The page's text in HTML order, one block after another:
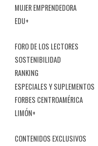
MUJER EMPRENDEDORA
EDU+
FORO DE LOS LECTORES
SOSTENIBILIDAD
RANKING
ESPECIALES Y SUPLEMENTOS
FORBES CENTROAMÉRICA
LIMÓN+
CONTENIDOS EXCLUSIVOS